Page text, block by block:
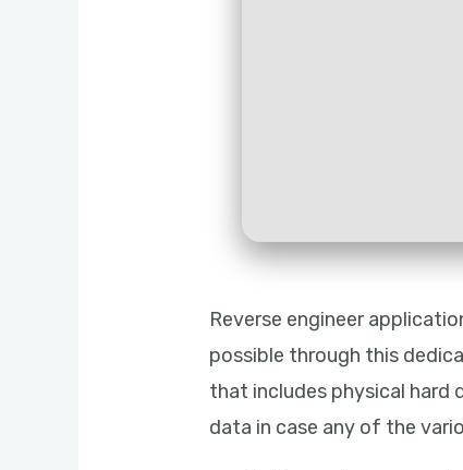
Reverse engineer
possible through this
that includes physical hard
data in case any of the